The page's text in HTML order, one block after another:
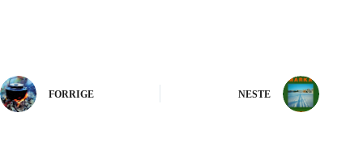
FORRIGE NESTE